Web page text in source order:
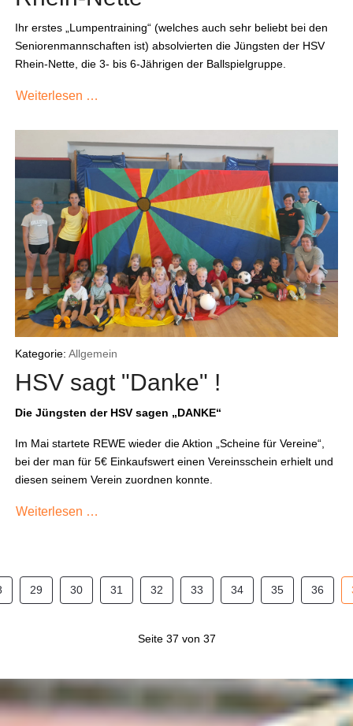
Ihr erstes „Lumpentraining“ (welches auch sehr beliebt bei den
Seniorenmannschaften ist) absolvierten die Jüngsten der HSV
Rhein-Nette, die 3- bis 6-Jährigen der Ballspielgruppe.
Weiterlesen …
Kategorie:Allgemein
HSV sagt "Danke" !
Die Jüngsten der HSV sagen „DANKE“
Im Mai startete REWE wieder die Aktion „Scheine für Vereine“,
bei der man für 5€ Einkaufswert einen Vereinsschein erhielt und
diesen seinem Verein zuordnen konnte.
Weiterlesen …
29 30 31 32 33 34 35 36
Seite 37 von 37